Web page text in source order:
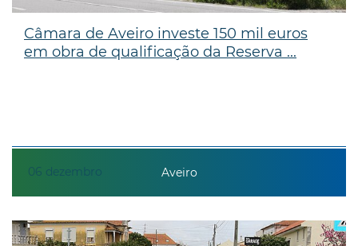
06 dezembro
Câmara de Aveiro investe 150 mil euros
em obra de qualificação da Reserva ...
Aveiro